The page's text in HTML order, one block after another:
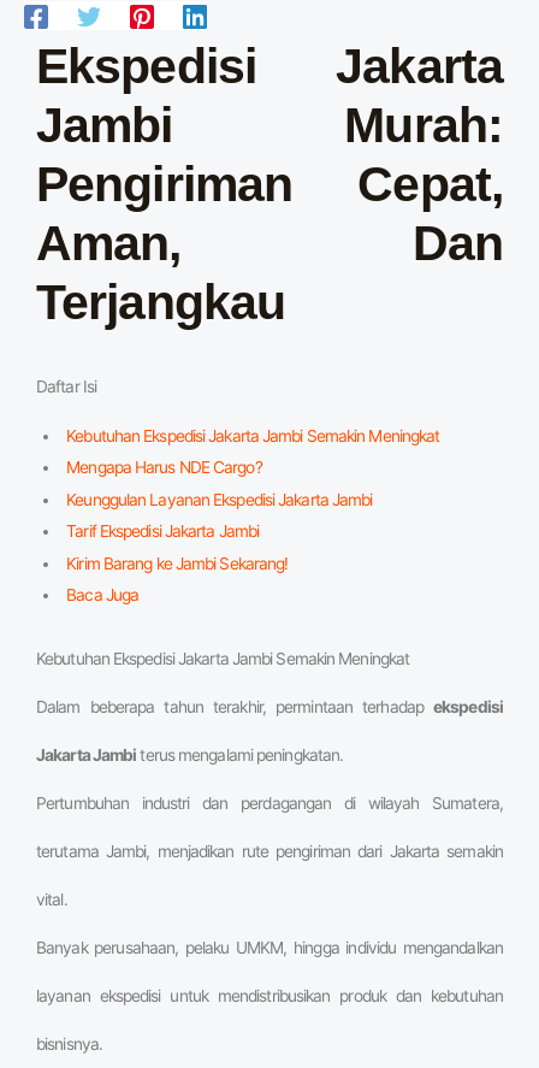
Ekspedisi Jakarta
Jambi Murah:
Pengiriman Cepat,
Aman, Dan
Terjangkau
Daftar Isi
Kebutuhan Ekspedisi Jakarta Jambi Semakin Meningkat
Mengapa Harus NDE Cargo?
Keunggulan Layanan Ekspedisi Jakarta Jambi
Tarif Ekspedisi Jakarta Jambi
Kirim Barang ke Jambi Sekarang!
Baca Juga
Kebutuhan Ekspedisi Jakarta Jambi Semakin Meningkat
Dalam beberapa tahun terakhir, permintaan terhadapekspedisi
Jakarta Jambiterus mengalami peningkatan.
Pertumbuhan industri dan perdagangan di wilayah Sumatera,
terutama Jambi, menjadikan rute pengiriman dari Jakarta semakin
vital.
Banyak perusahaan, pelaku UMKM, hingga individu mengandalkan
layanan ekspedisi untuk mendistribusikan produk dan kebutuhan
bisnisnya.